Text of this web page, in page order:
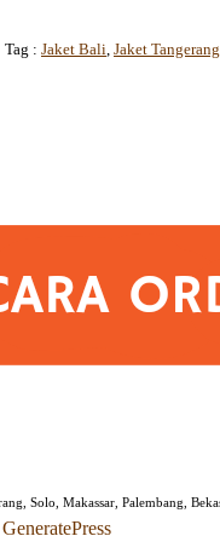
Tag : Jaket Bali, Jaket Tangerang
Solo, Makassar, Palembang,
GeneratePress